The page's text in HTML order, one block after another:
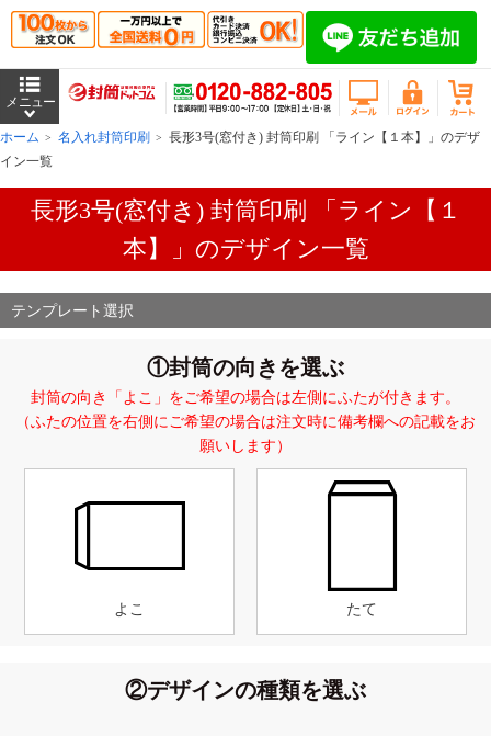
ホーム 名入れ封筒印刷
長形3号(窓付き) 封筒印刷 「ライン【１本】」のデザ
イン一覧
長形3号(窓付き) 封筒印刷 「ライン【１
本】」のデザイン一覧
テンプレート選択
①封筒の向きを選ぶ
封筒の向き「よこ」をご希望の場合は左側にふたが付きます。
（ふたの位置を右側にご希望の場合は注文時に備考欄への記載をお
願いします）
よこ たて
②デザインの種類を選ぶ